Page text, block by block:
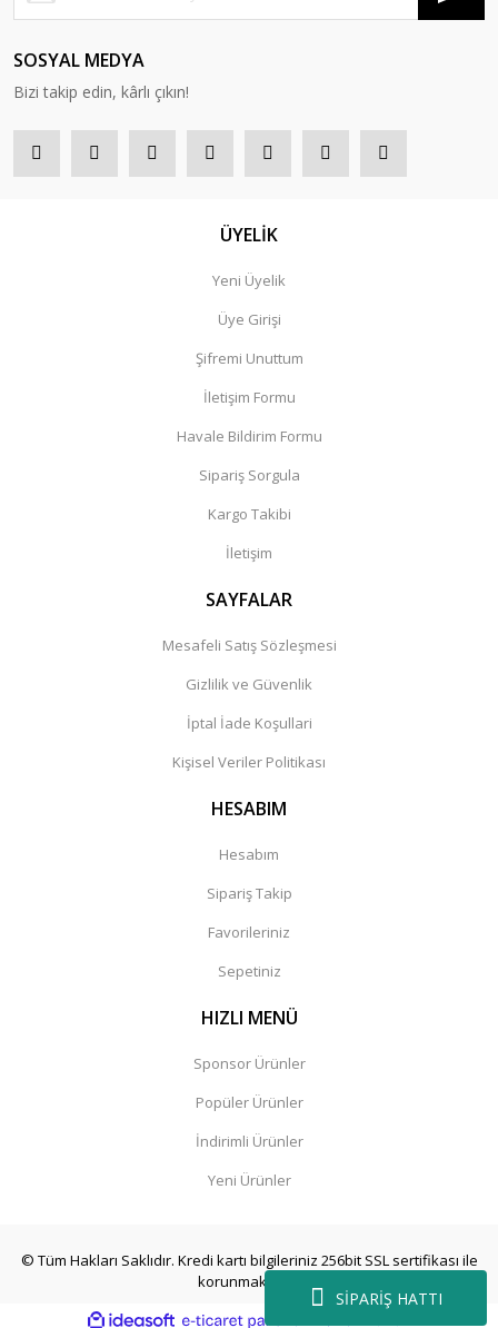
SİPARİŞ HATTI
SOSYAL MEDYA
Bizi takip edin, kârlı çıkın!
ÜYELİK
Yeni Üyelik
Üye Girişi
Şifremi Unuttum
İletişim Formu
Havale Bildirim Formu
Sipariş Sorgula
Kargo Takibi
İletişim
SAYFALAR
Mesafeli Satış Sözleşmesi
Gizlilik ve Güvenlik
İptal İade Koşullari
Kişisel Veriler Politikası
HESABIM
Hesabım
Sipariş Takip
Favorileriniz
Sepetiniz
HIZLI MENÜ
Sponsor Ürünler
Popüler Ürünler
İndirimli Ürünler
Yeni Ürünler
© Tüm Hakları Saklıdır. Kredi kartı bilgileriniz 256bit SSL sertifikası ile
korunmaktadır.
ideasoft